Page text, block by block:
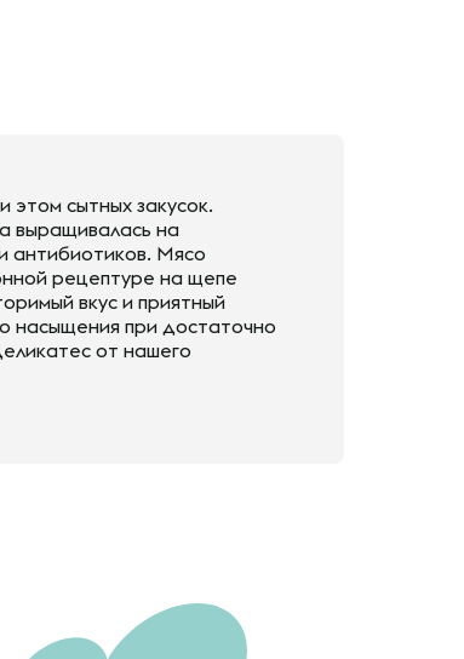
этом сытных закусок.
выращивалась на
антибиотиков. Мясо
рецептуре на щепе
вкус и приятный
насыщения при достаточно
от нашего